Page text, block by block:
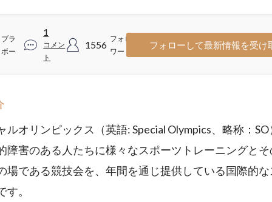
ブラ
ボー
1
コメン
ト
1556
フォロ
ワー
フォローして最新情報を受け
ルオリンピックス（英語: Special Olympics、略称：
障害のある人たちに様々なスポーツトレーニングと
場である競技会を、年間を通じ提供している国際的
す。